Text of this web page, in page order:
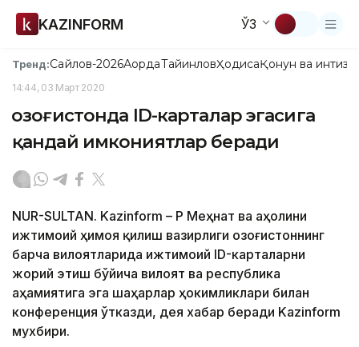
KAZINFORM ЎЗ
Тренд:Сайлов-2026АқордаТайинловҲодисаҚонун ва
14:44, 03 Март 2020
Қозоғистонда ID-карталар эгасига
қандай имкониятлар беради
NUR-SULTAN. Kazinform – ҚР Меҳнат ва аҳолини
ижтимоий ҳимоя қилиш вазирлиги Қозоғистоннинг
барча вилоятларида ижтимоий ID-карталарни
жорий этиш бўйича вилоят ва республика
аҳамиятига эга шаҳарлар ҳокимликлари билан
конференция ўтказди, дея хабар беради Kazinform
мухбири.